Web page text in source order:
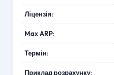
Ліцензія:
Max ARP:
Термін:
Приклад розрахунку: